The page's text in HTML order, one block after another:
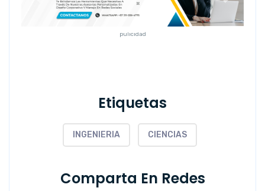
pulicidad
Anterior Siguiente
Etiquetas
INGENIERIA CIENCIAS
Comparta En Redes